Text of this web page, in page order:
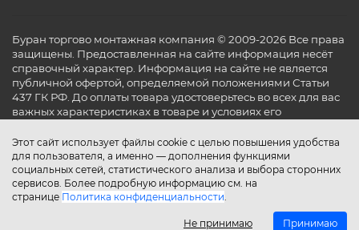
Этот сайт использует файлы cookie с целью повышения удобства
для пользователя, а именно — дополнения функциями
социальных сетей, статистического анализа и выбора сторонних
сервисов. Более подробную информацию см. на
странице Политика конфиденциальности.
Не принимаю Принимаю
Буран торгово монтажная компания © 2009-2026 Все права
защищены. Предоставленная на сайте информация несёт
справочный характер. Информация на сайте не является
публичной офертой, определяемой положениями Статьи
437 ГК РФ. До оплаты товара удостоверьтесь во всех для вас
важных характеристиках в товаре и условиях его